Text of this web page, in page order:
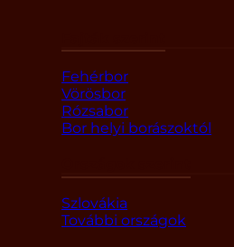
Fehérbor
Vörösbor
Rózsabor
Bor helyi borászoktól
Szlovákia
További országok